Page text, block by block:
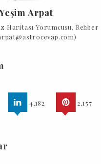
Yeşim Arpat
Haritası Yorumcusu, Rehber
4,182 2,157